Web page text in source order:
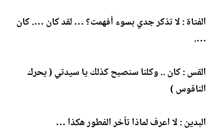
الفتاة : لا تذكر جدي بسوء أفهمت؟ … لقد كان …. كان
….
القس : كان .. وكلنا سنصبح كذلك يا سيدتي ( يحرك
الناقوس )
البدين : لا اعرف لماذا تأخر الفطور هكذا …